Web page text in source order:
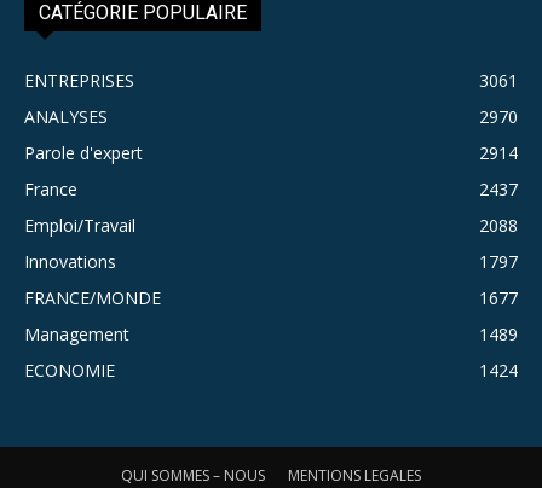
CATÉGORIE POPULAIRE
ENTREPRISES
3061
ANALYSES
2970
Parole d'expert
2914
France
2437
Emploi/Travail
2088
Innovations
1797
FRANCE/MONDE
1677
Management
1489
ECONOMIE
1424
QUI SOMMES – NOUS MENTIONS LEGALES